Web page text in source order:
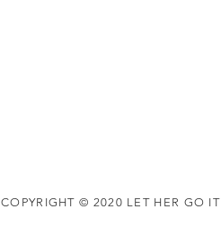
COPYRIGHT © 2020 LET HER GO IT